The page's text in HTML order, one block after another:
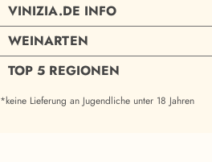
VINIZIA.DE INFO
WEINARTEN
TOP 5 REGIONEN
*keine Lieferung an Jugendliche unter 18 Jahren